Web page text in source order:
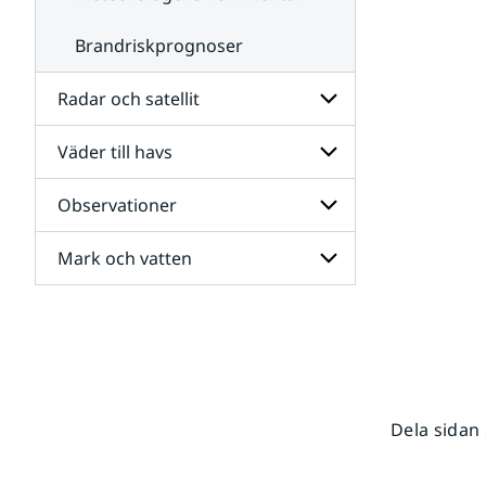
Brandriskprognoser
Radar och satellit
Undersidor
för
Radar
och
satellit
Väder till havs
Undersidor
för
Väder
till
havs
Observationer
Undersidor
för
Mark och vatten
Dela sidan